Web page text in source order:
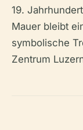
19.
Mauer bleibt
symbolische
Zentrum